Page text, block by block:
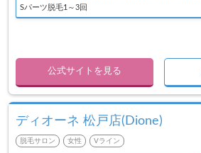
Sパーツ脱毛1～3回
公式サイトを見る
ディオーネ 松戸店(Dione)
脱毛サロン 女性 Vライン